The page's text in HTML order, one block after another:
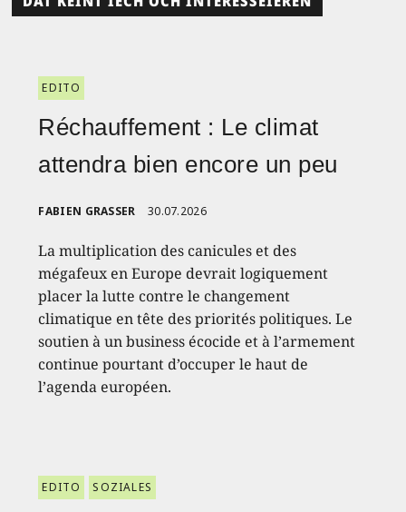
EDITO
Réchauffement : Le climat
attendra bien encore un peu
FABIEN GRASSER 30.07.2026
La multiplication des canicules et des
mégafeux en Europe devrait logiquement
placer la lutte contre le changement
climatique en tête des priorités politiques. Le
soutien à un business écocide et à l’armement
continue pourtant d’occuper le haut de
l’agenda européen.
EDITO SOZIALES